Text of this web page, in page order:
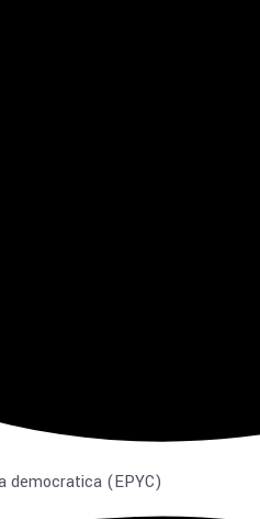
democratica (EPYC)